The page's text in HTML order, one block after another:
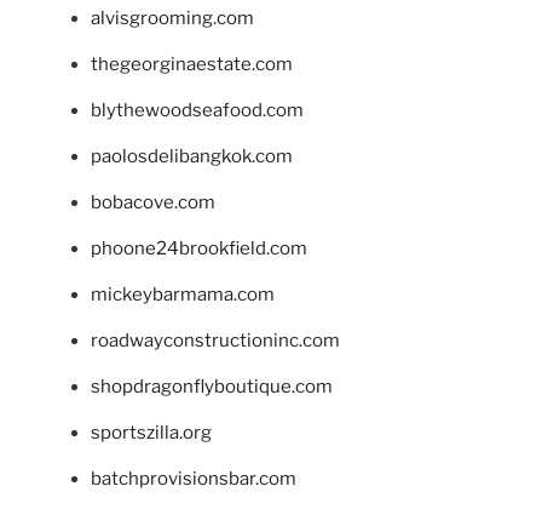
alvisgrooming.com
thegeorginaestate.com
blythewoodseafood.com
paolosdelibangkok.com
bobacove.com
phoone24brookfield.com
mickeybarmama.com
roadwayconstructioninc.com
shopdragonflyboutique.com
sportszilla.org
batchprovisionsbar.com